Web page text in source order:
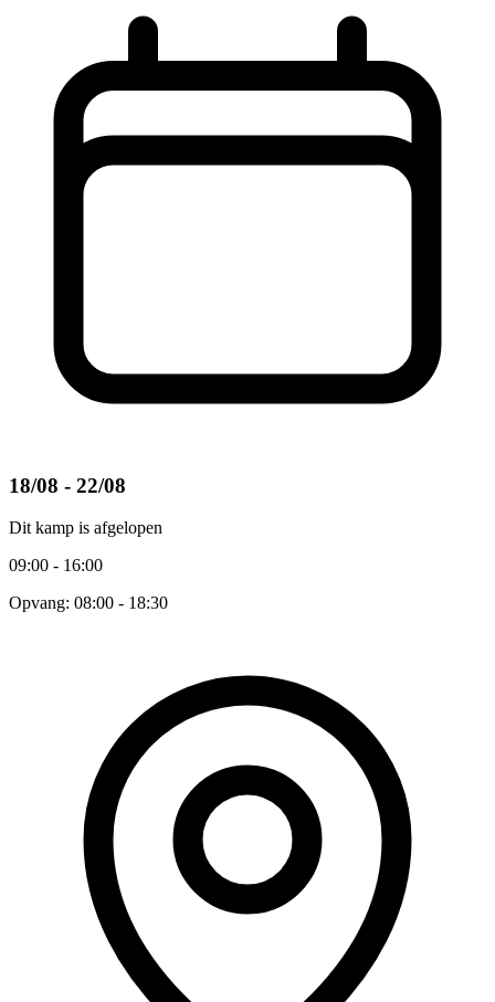
18/08 - 22/08
Dit kamp is afgelopen
09:00 - 16:00
Opvang: 08:00 - 18:30